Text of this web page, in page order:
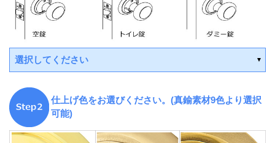
選択してください
仕上げ色をお選びください。(真鍮素材9色より選択
可能)